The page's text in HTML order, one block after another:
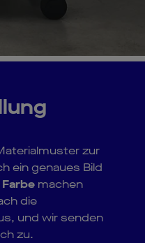
zur
ein genaues Bild
Farbe machen
die
und wir senden
zu.